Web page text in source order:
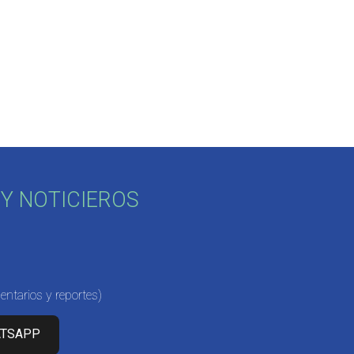
NOTICIEROS
y reportes)